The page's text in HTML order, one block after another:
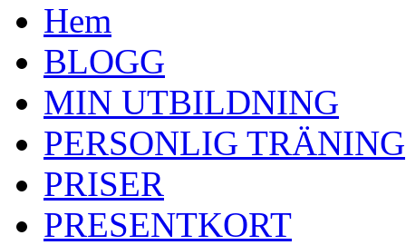
Hem
BLOGG
MIN UTBILDNING
PERSONLIG TRÄNING
PRISER
PRESENTKORT